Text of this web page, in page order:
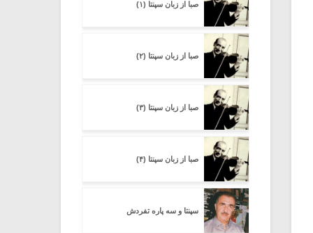
صبا از زبان سپنتا (۱)
صبا از زبان سپنتا (۲)
صبا از زبان سپنتا (۳)
صبا از زبان سپنتا (۴)
سپنتا و سه پاره تفردش